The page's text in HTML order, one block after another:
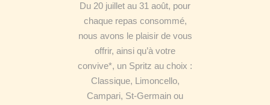
Du 20 juillet au 31 août, pour
chaque repas consommé,
nous avons le plaisir de vous
offrir, ainsi qu’à votre
convive*, un Spritz au choix :
Classique, Limoncello,
Campari, St-Germain ou